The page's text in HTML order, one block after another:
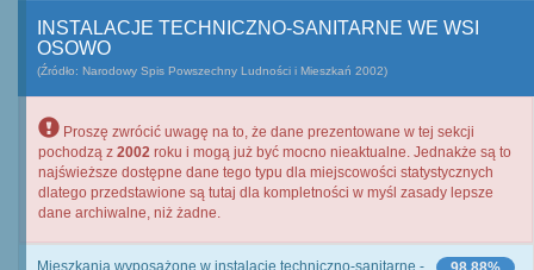
INSTALACJE TECHNICZNO-SANITARNE WE WSI
OSOWO
(Źródło: Narodowy Spis Powszechny Ludności i Mieszkań 2002)
Proszę zwrócić uwagę na to, że dane prezentowane w tej sekcji
pochodzą z 2002 roku i mogą już być mocno nieaktualne. Jednakże są to
najświeższe dostępne dane tego typu dla miejscowości statystycznych
dlatego przedstawione są tutaj dla kompletności w myśl zasady lepsze
dane archiwalne, niż żadne.
Mieszkania wyposażone w instalacje techniczno-sanitarne -